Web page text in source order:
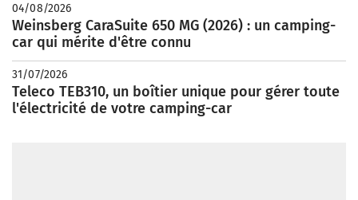
04/08/2026
Weinsberg CaraSuite 650 MG (2026) : un camping-
car qui mérite d'être connu
31/07/2026
Teleco TEB310, un boîtier unique pour gérer toute
l'électricité de votre camping-car